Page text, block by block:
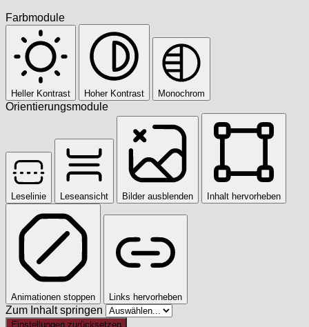
Farbmodule
Heller Kontrast Hoher Kontrast Monochrom
Orientierungsmodule
Leselinie Leseansicht Bilder ausblenden Inhalt hervorheben
Animationen stoppen Links hervorheben
Zum Inhalt springen
Einstellungen zurücksetzen